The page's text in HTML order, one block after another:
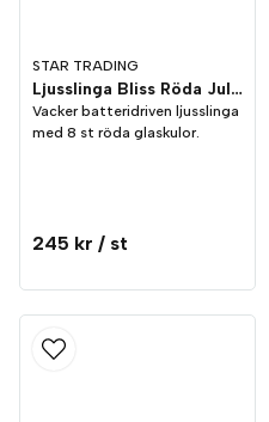
STAR TRADING
Ljusslinga Bliss Röda Julgranskulor
Vacker batteridriven ljusslinga
med 8 st röda glaskulor.
245 kr / st